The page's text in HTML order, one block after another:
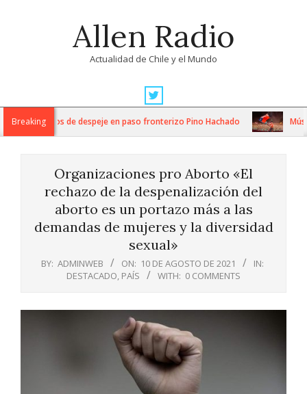
Allen Radio
Actualidad de Chile y el Mundo
Navigation
MenuBreaking
trabajos de despeje en paso fronterizo Pino Hachado
Organizaciones pro Aborto «El
rechazo de la despenalización del
aborto es un portazo más a las
demandas de mujeres y la diversidad
sexual»
BY: ADMINWEB ON: 10 DE AGOSTO DE 2021
IN:
DESTACADO, PAÍS WITH: 0 COMMENTS